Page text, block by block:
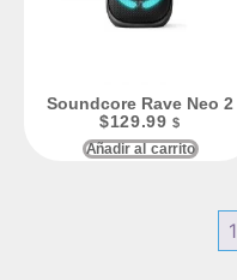
Soundcore Rave Neo 2
$129.99 $
Añadir al carrito
1